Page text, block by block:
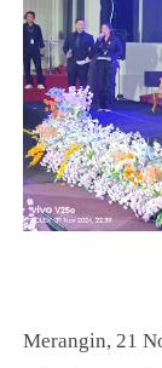
Merangin, 21